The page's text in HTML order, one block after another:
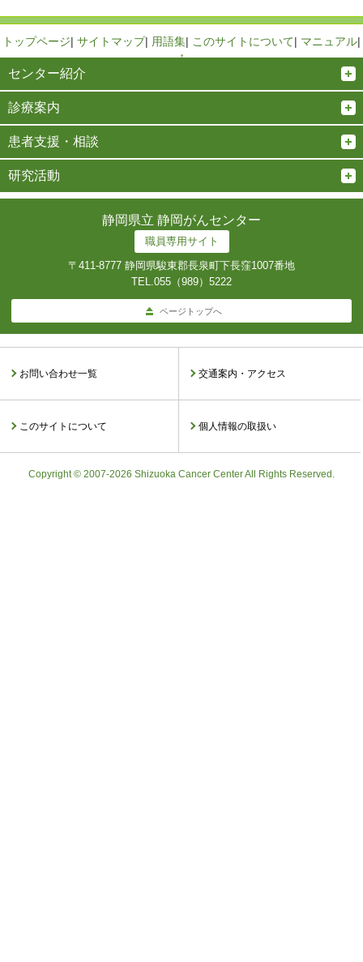
トップページ| サイトマップ| 用語集| このサイトについて| マニュアル|
↑
センター紹介
診療案内
患者支援・相談
研究活動
静岡県立 静岡がんセンター
職員専用サイト
〒411-8777 静岡県駿東郡長泉町下長窪1007番地
TEL.055（989）5222
ページトップへ
お問い合わせ一覧 交通案内・アクセス
このサイトについて 個人情報の取扱い
Copyright © 2007-2026 Shizuoka Cancer Center All Rights Reserved.